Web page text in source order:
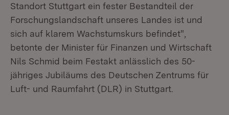
Standort Stuttgart ein fester Bestandteil der
Forschungslandschaft unseres Landes ist und
sich auf klarem Wachstumskurs befindet",
betonte der Minister für Finanzen und Wirtschaft
Nils Schmid beim Festakt anlässlich des 50-
jähriges Jubiläums des Deutschen Zentrums für
Luft- und Raumfahrt (DLR) in Stuttgart.